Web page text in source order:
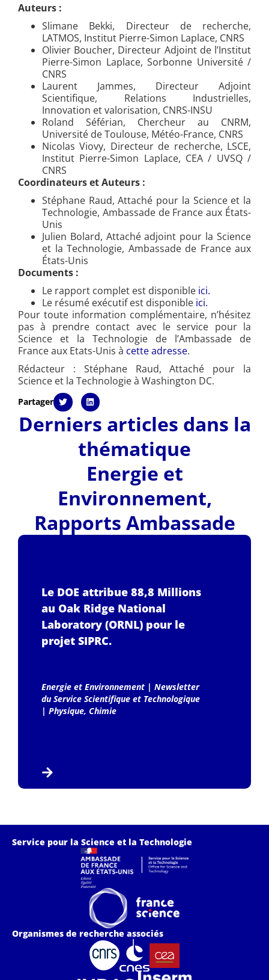
Auteurs :
Slimane Bekki, Directeur de recherche,
LATMOS, Institut Pierre-Simon Laplace, CNRS
Olivier Boucher, Directeur Adjoint de l’Institut
Pierre-Simon Laplace, Sorbonne Université /
CNRS
Laurent Jammes, Directeur Adjoint
Scientifique, Relations Industrielles,
Innovation et valorisation, CNRS-INSU
Roland Séférian, Chercheur au CNRM,
Université de Toulouse, Météo-France, CNRS
Nicolas Viovy, Directeur de recherche, LSCE,
Institut Pierre-Simon Laplace, CEA / UVSQ /
CNRS
Coordinateurs et Auteurs :
Stéphane Raud, Attaché pour la Science et la
Technologie, Ambassade de France aux États-
Unis
Julien Bolard, Attaché adjoint pour la Science
et la Technologie, Ambassade de France aux
États-Unis
Documents :
Le rapport complet est disponible ici.
Le résumé exécutif est disponible ici.
Pour toute information complémentaire, n’hésitez
pas à prendre contact avec le service pour la
Science et la Technologie de l’Ambassade de
France aux Etats-Unis à cette adresse.
Rédacteur : Stéphane Raud, Attaché pour la
Science et la Technologie à Washington DC.
Partager
Derniers articles dans la
thématique
Energie et
Environnement,
Rapports Ambassade
Le DOE attribue 88,8 Millions
au Oak Ridge National
Laboratory (ORNL) pour le
projet SIPRC.
Energie et Environnement| Newsletter
du Service Scientifique et Technologique
| Physique, Chimie
Service pour la Science et la Technologie
Organismes de recherche associés